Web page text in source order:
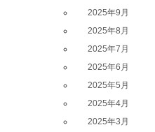
2025年9月
2025年8月
2025年7月
2025年6月
2025年5月
2025年4月
2025年3月